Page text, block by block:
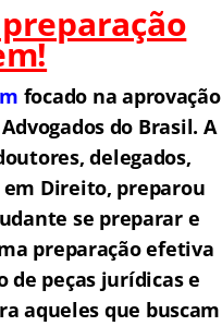
focado na aprovação
do Brasil. A
delegados,
Direito, preparou
se preparar e
preparação efetiva
de peças jurídicas e
aqueles que buscam